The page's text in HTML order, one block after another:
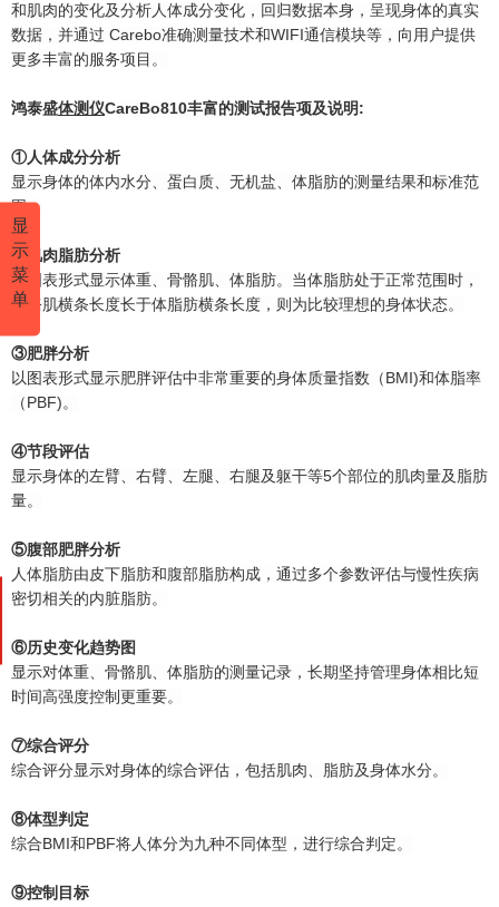
和肌肉的变化及分析人体成分变化，回归数据本身，呈现身体的真实
数据，并通过 Carebo准确测量技术和WIFI通信模块等，向用户提供
更多丰富的服务项目。
鸿泰盛体测仪CareBo810丰富的测试报告项及说明:
①人体成分分析
显示身体的体内水分、蛋白质、无机盐、体脂肪的测量结果和标准范
围。
②肌肉脂肪分析
以图表形式显示体重、骨骼肌、体脂肪。当体脂肪处于正常范围时，
骨骼肌横条长度长于体脂肪横条长度，则为比较理想的身体状态。
③肥胖分析
以图表形式显示肥胖评估中非常重要的身体质量指数（BMI)和体脂率
（PBF)。
④节段评估
显示身体的左臂、右臂、左腿、右腿及躯干等5个部位的肌肉量及脂肪
量。
⑤腹部肥胖分析
人体脂肪由皮下脂肪和腹部脂肪构成，通过多个参数评估与慢性疾病
密切相关的内脏脂肪。
⑥历史变化趋势图
显示对体重、骨骼肌、体脂肪的测量记录，长期坚持管理身体相比短
时间高强度控制更重要。
⑦综合评分
综合评分显示对身体的综合评估，包括肌肉、脂肪及身体水分。
⑧体型判定
综合BMI和PBF将人体分为九种不同体型，进行综合判定。
⑨控制目标
显
示
菜
单